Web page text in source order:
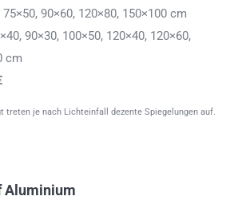
90×60, 120×80, 150×100 cm
90×30, 100×50, 120×40, 120×60,
cm
treten je nach Lichteinfall dezente Spiegelungen auf.
Aluminium